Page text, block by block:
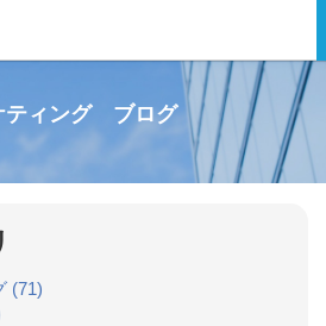
ティング ブログ
(71)